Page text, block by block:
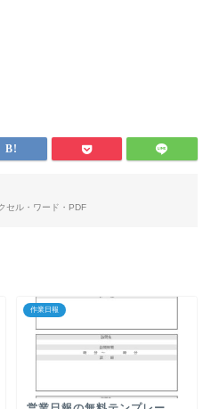
セル・ワード・PDF
作業日報